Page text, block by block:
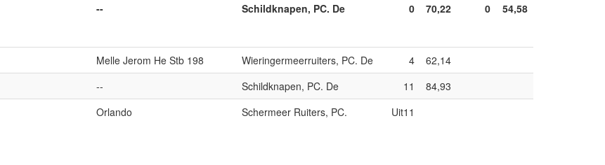
-- Schildknapen, PC. De 0 70,22 0 54,58
Melle Jerom He Stb 198 Wieringermeerruiters, PC. De 4
62,14
-- Schildknapen, PC. De 11
84,93
Orlando Schermeer Ruiters, PC. Uit11